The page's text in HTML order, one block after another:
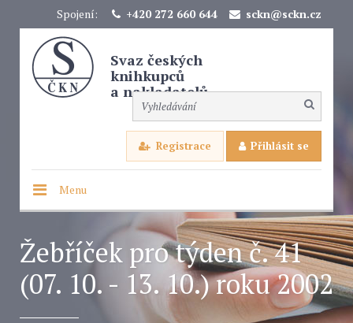
Spojení: +420 272 660 644 sckn@sckn.cz
Svaz českých
knihkupců
a nakladatelů
Registrace Přihlásit se
Menu
Žebříček pro týden č. 41
(07. 10. - 13. 10.) roku 2002